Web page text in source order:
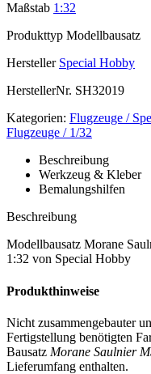
Maßstab 1:32
Produkttyp Modellbausatz
Hersteller Special Hobby
HerstellerNr. SH32019
Kategorien: Flugzeuge /
Flugzeuge / 1/32
Beschreibung
Werkzeug & Kleber
Bemalungshilfen
Beschreibung
Modellbausatz Morane
1:32 von Special Hobby
Produkthinweise
Nicht zusammengebauter
Fertigstellung benötigten
Bausatz Morane Saulnier
Lieferumfang enthalten.